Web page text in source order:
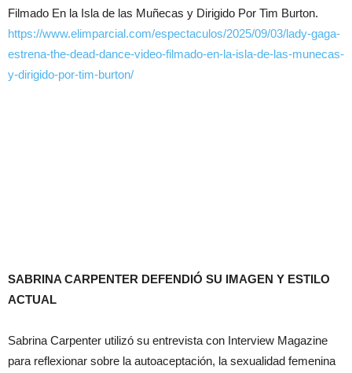
Filmado En la Isla de las Muñecas y Dirigido Por Tim Burton.
https://www.elimparcial.com/espectaculos/2025/09/03/lady-gaga-
estrena-the-dead-dance-video-filmado-en-la-isla-de-las-munecas-
y-dirigido-por-tim-burton/
SABRINA CARPENTER DEFENDIÓ SU IMAGEN Y ESTILO
ACTUAL
Sabrina Carpenter utilizó su entrevista con Interview Magazine
para reflexionar sobre la autoaceptación, la sexualidad femenina